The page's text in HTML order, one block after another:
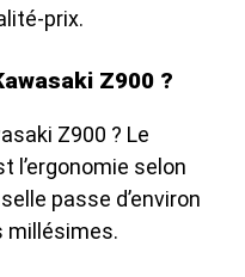
prix.
Z900 ?
Z900 ? Le
l’ergonomie selon
passe d’environ
millésimes.